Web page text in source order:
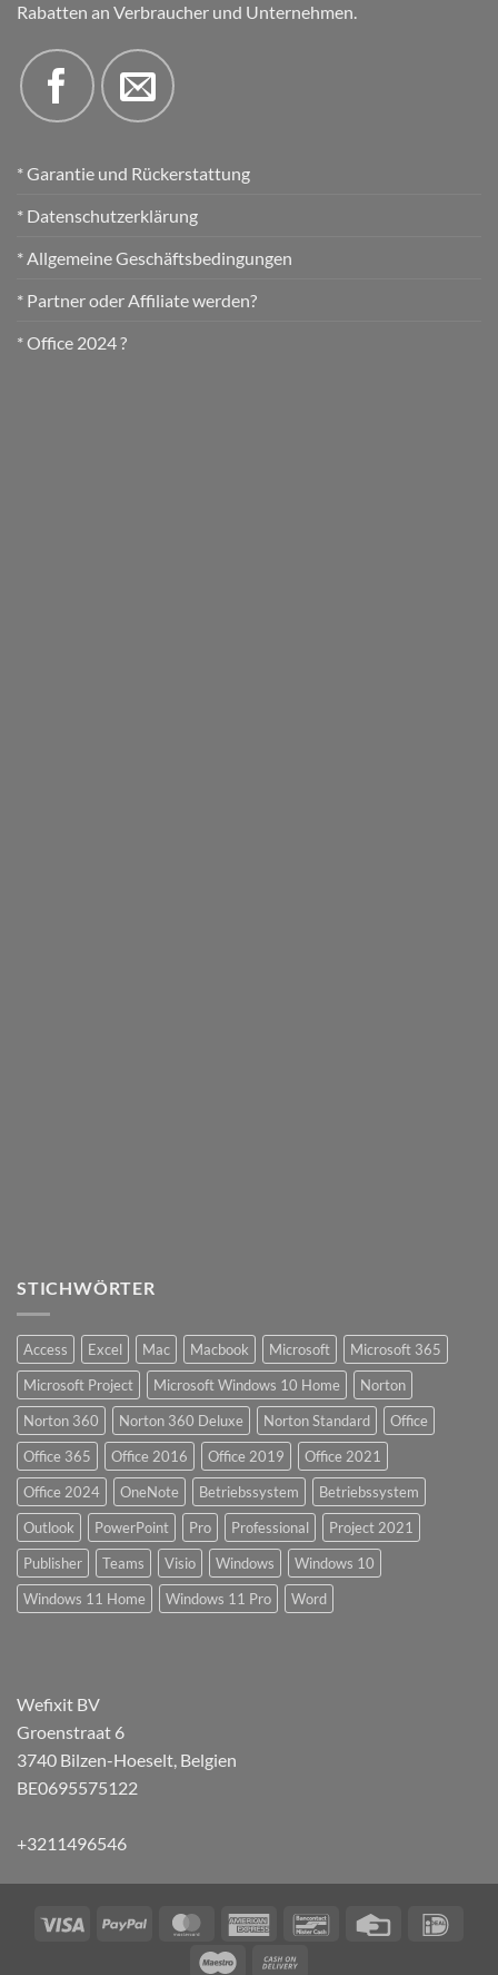
Rabatten an Verbraucher und Unternehmen.
* Garantie und Rückerstattung
* Datenschutzerklärung
* Allgemeine Geschäftsbedingungen
* Partner oder Affiliate werden?
* Office 2024 ?
STICHWÖRTER
Access Excel Mac Macbook Microsoft
Microsoft 365
Microsoft Project
Microsoft Windows 10 Home
Norton
Norton 360
Norton 360 Deluxe Norton Standard
Office
Office 365
Office 2016 Office 2019
Office 2021
Office 2024
OneNote Betriebssystem
Betriebssystem
Outlook
PowerPoint Pro Professional
Project 2021
Publisher
Teams Visio Windows
Windows 10
Windows 11 Home
Windows 11 Pro Word
Wefixit BV
Groenstraat 6
3740 Bilzen-Hoeselt, Belgien
BE0695575122
+3211496546
Visa PayPal MasterCardAmerican
BancontactKreditkarte
Maestro